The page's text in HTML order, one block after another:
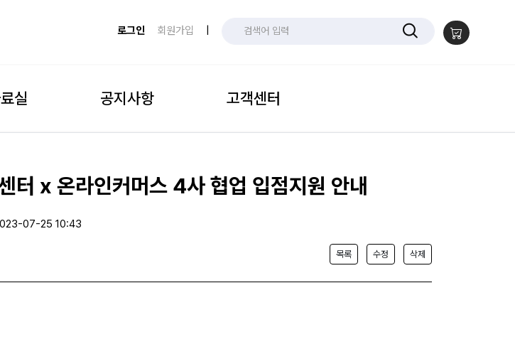
로그인 회원가입
실 공지사항 고객센터
터 x 온라인커머스 4사 협업 입점지원 안내
07-25 10:43
목록 수정 삭제